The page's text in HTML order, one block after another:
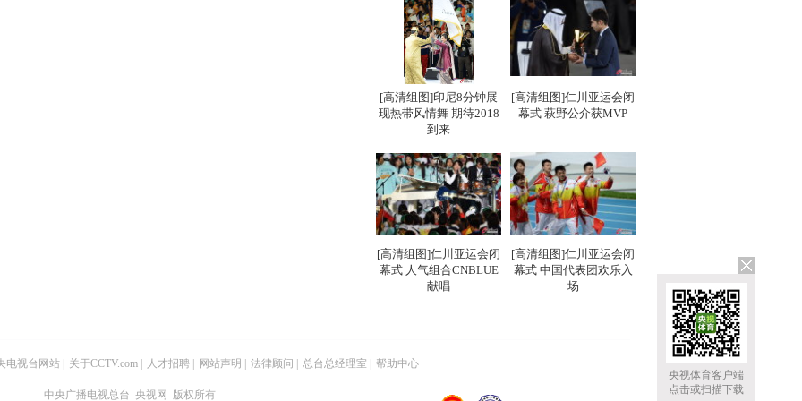
央视体育客户端
点击或扫描下载
[高清组图]印尼8分钟展
现热带风情舞 期待2018
到来
[高清组图]仁川亚运会闭
幕式 萩野公介获MVP
[高清组图]仁川亚运会闭
幕式 人气组合CNBLUE
献唱
[高清组图]仁川亚运会闭
幕式 中国代表团欢乐入
场
电视台网站 关于CCTV.com 人才招聘 网站声明 法律顾问 总台总经理室 帮助中心
中央广播电视总台 央视网 版权所有